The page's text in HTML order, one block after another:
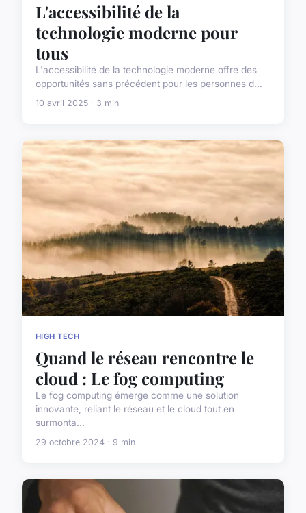
L'accessibilité de la
technologie moderne pour
tous
L'accessibilité de la technologie moderne offre des
opportunités sans précédent pour les personnes d...
10 avril 2025 · 3 min
HIGH TECH
Quand le réseau rencontre le
cloud : Le fog computing
Le fog computing émerge comme une solution
innovante, reliant le réseau et le cloud tout en
surmonta...
29 octobre 2024 · 9 min